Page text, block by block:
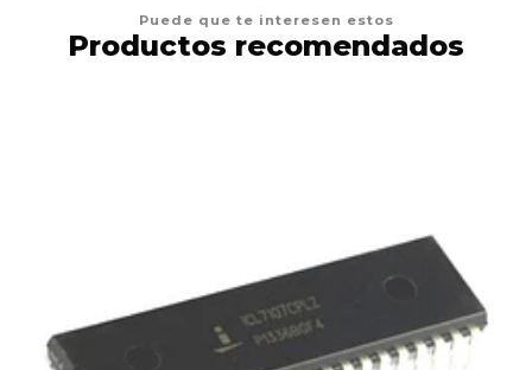
Puede que te interesen estos
Productos recomendados